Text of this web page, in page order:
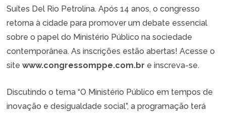
Suítes Del Rio Petrolina. Após 14 anos, o congresso
retorna à cidade para promover um debate essencial
sobre o papel do Ministério Público na sociedade
contemporânea. As inscrições estão abertas! Acesse o
site www.congressomppe.com.br e inscreva-se.
Discutindo o tema “O Ministério Público em tempos de
inovação e desigualdade social”, a programação terá